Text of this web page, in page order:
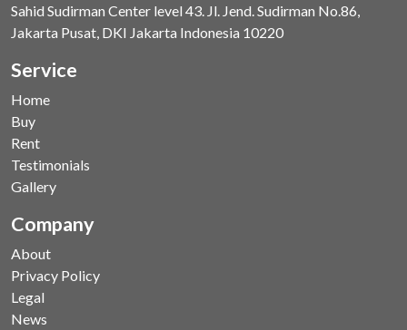
Sahid Sudirman Center level 43. Jl. Jend. Sudirman No.86,
Jakarta Pusat, DKI Jakarta Indonesia 10220
Service
Home
Buy
Rent
Testimonials
Gallery
Company
About
Privacy Policy
Legal
News